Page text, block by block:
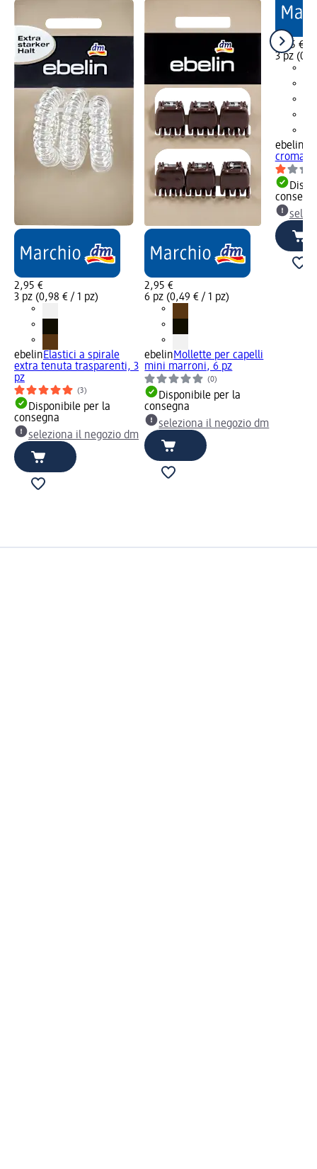
2,95 €
3 pz (0,98 € / 1 pz)
ebelinElastici a spirale
extra tenuta trasparenti, 3
pz
(3)
Disponibile per la
consegna
seleziona il negozio dm
2,95 €
6 pz (0,49 € / 1 pz)
ebelinMollette per capelli
mini marroni, 6 pz
(0)
Disponibile per la
consegna
seleziona il negozio dm
2,95 €
3 pz
ebelin
cromati,